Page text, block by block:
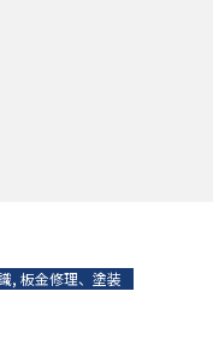
, 板金修理、塗装